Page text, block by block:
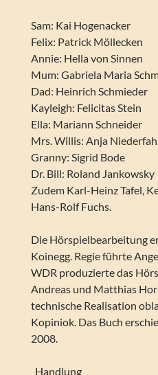
Sam: Kai Hogenacker
Felix: Patrick Möllecken
Annie: Hella von Sinnen
Mum: Gabriela Maria
Dad: Heinrich Schmieder
Kayleigh: Felicitas Stein
Ella: Mariann Schneider
Mrs. Willis: Anja
Granny: Sigrid Bode
Dr. Bill: Roland Jankowsky
Zudem Karl-Heinz Tafel,
Hans-Rolf Fuchs.
Die Hörspielbearbeitung
Koinegg. Regie führte
WDR produzierte das
Andreas und Matthias
technische Realisation
Kopiniok. Das Buch
2008.
_Handlung_